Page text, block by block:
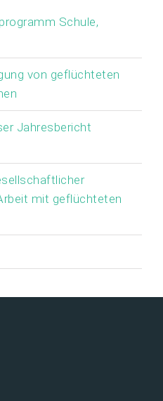
Schule,
von geflüchteten
Jahresbericht
mit geflüchteten